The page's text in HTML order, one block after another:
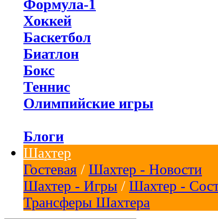
Формула-1
Хоккей
Баскетбол
Биатлон
Бокс
Теннис
Олимпийские игры
Блоги
Шахтер
Гостевая / Шахтер - Новости
Шахтер - Игры / Шахтер -
Трансферы Шахтера